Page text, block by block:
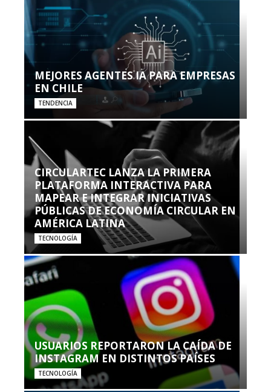
MEJORES AGENTES IA PARA EMPRESAS
EN CHILE
TENDENCIA
CIRCULARTEC LANZA LA PRIMERA
PLATAFORMA INTERACTIVA PARA
MAPEAR E INTEGRAR INICIATIVAS
PÚBLICAS DE ECONOMÍA CIRCULAR EN
AMÉRICA LATINA
TECNOLOGÍA
USUARIOS REPORTARON LA CAÍDA DE
INSTAGRAM EN DISTINTOS PAÍSES
TECNOLOGÍA